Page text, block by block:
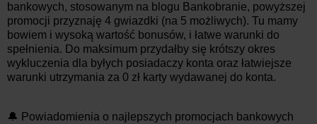
bankowych, stosowanym na blogu Bankobranie, powyższej
promocji przyznaję 4 gwiazdki (na 5 możliwych). Tu mamy
bowiem i wysoką wartość bonusów, i łatwe warunki do
spełnienia. Do maksimum przydałby się krótszy okres
wykluczenia dla byłych posiadaczy konta oraz łatwiejsze
warunki utrzymania za 0 zł karty wydawanej do konta.
🔔 Powiadomienia o najlepszych promocjach bankowych